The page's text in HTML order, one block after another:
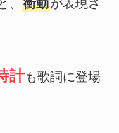
、 衝動が表現さ
計も歌詞に登場